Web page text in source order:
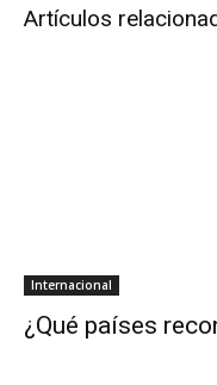
Artículos
Internacional
¿Qué países